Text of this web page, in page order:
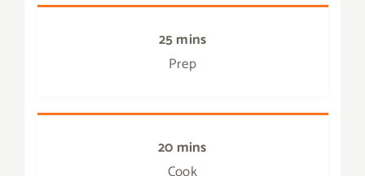
25 mins
Prep
20 mins